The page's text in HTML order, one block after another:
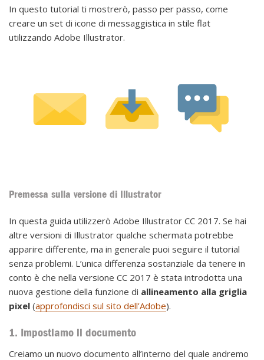
In questo tutorial ti mostrerò, passo per passo, come
creare un set di icone di messaggistica in stile flat
utilizzando Adobe Illustrator.
Premessa sulla versione di Illustrator
In questa guida utilizzerò Adobe Illustrator CC 2017. Se hai
altre versioni di Illustrator qualche schermata potrebbe
apparire differente, ma in generale puoi seguire il tutorial
senza problemi. L’unica differenza sostanziale da tenere in
conto è che nella versione CC 2017 è stata introdotta una
nuova gestione della funzione di allineamento alla griglia
pixel (approfondisci sul sito dell’Adobe).
1. Impostiamo il documento
Creiamo un nuovo documento all’interno del quale andremo